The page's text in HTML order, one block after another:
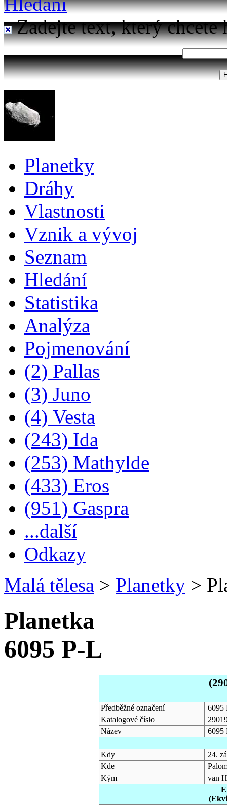
Zadejte text, který chcete
Planetky
Dráhy
Vlastnosti
Vznik a vývoj
Seznam
Hledání
Statistika
Analýza
Pojmenování
(2) Pallas
(3) Juno
(4) Vesta
(243) Ida
(253) Mathylde
(433) Eros
(951) Gaspra
...další
Odkazy
Malá tělesa > Planetky >
Planetka
6095 P-L
Předběžné označení
6095
Katalogové číslo
Název
6095
Kdy
24.
Kde
Kým
van